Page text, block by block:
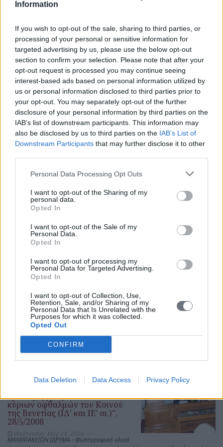
Information
If you wish to opt-out of the sale, sharing to third parties, or
processing of your personal or sensitive information for
targeted advertising by us, please use the below opt-out
section to confirm your selection. Please note that after your
opt-out request is processed you may continue seeing
interest-based ads based on personal information utilized by
us or personal information disclosed to third parties prior to
your opt-out. You may separately opt-out of the further
disclosure of your personal information by third parties on the
IAB’s list of downstream participants. This information may
also be disclosed by us to third parties on the IAB’s List of
Downstream Participants that may further disclose it to other
Personal Data Processing Opt Outs
I want to opt-out of the Sharing of my
personal data.
Opted In
I want to opt-out of the Sale of my
Personal Data.
Opted In
I want to opt-out of processing my
Personal Data for Targeted Advertising.
Opted In
I want to opt-out of Collection, Use,
Retention, Sale, and/or Sharing of my
Personal Data that Is Unrelated with the
Purposes for which it was collected.
Opted Out
CONFIRM
Data Deletion Data Access Privacy Policy
Παρουσίαση βιβλίου του
"Έγγραφα Κορώνης και
Μεθώνης: Αναζήτηση και
κριτική εγγράφων των δύο
κύριων οφθαλμών του Κοινού
της Βενετίας (ΙΔ' και ΙΕ’ αι.)",
28/5/2008
Wednesday, May 28, 2008 --
ΜΑΝΙΑΤΑΚΕΙΟΝ ΙΔΡΥΜΑ/ Φωτογραφικό υλικό
Διακρίνεται ο Πρόεδρος του Μανιατακείου Ιδρύματος
Δημήτρης Μανιατάκης
photograph
καθηγητή Andrea Nanetti
Μεθώνης: Αναζήτηση και
κριτική εγγράφων των δύο
κύριων οφθαλμών του Κοινού
28/5/2008
Wednesday, May 28, 2008 -
ΜΑΝΙΑΤΑΚΕΙΟΝ ΙΔΡΥΜΑ
Δημήτρης Μανιατάκης, ο Βουλευτής Μεσσηνίας Αντώνης
Σαμαράς, ο Σεβασμιότατος Μητροπολίτης Μεσσηνίας
Γιαννακουδάκης
photograph
Παρουσίαση βιβλίου του
"Έγγραφα Κορώνης και
κριτική εγγράφων των δύο
κύριων οφθαλμών του Κοινού
της Βενετίας (ΙΔ' και ΙΕ’ αι.)",
28/5/2008
ΜΑΝΙΑΤΑΚΕΙΟΝ ΙΔΡΥΜΑ Φωτογραφικό υλικό